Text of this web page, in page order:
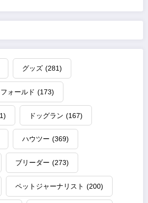
グッズ (281)
ォールド (173)
ドッグラン (167)
ハウツー (369)
ブリーダー (273)
ペットジャーナリスト (200)